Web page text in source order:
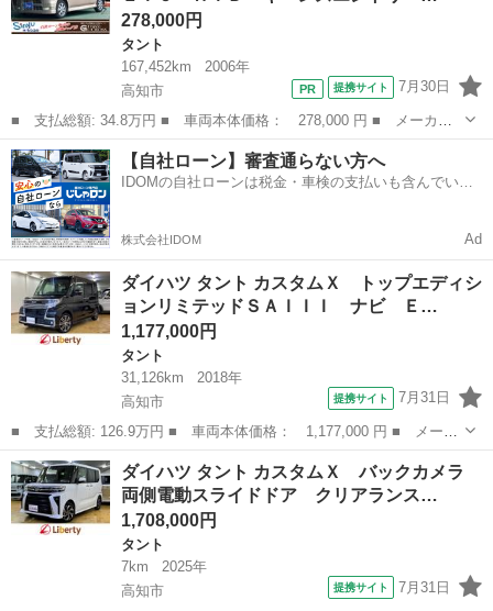
ト ＬＥＤヘッドラ
ンプ スマートキ
ー アイドリングス
トップ （検9.11）
ー アイドリングス
278,000円
タント
167,452km
2006年
高知市
提携サイト 7月30日
■ 支払総額: 34.8万円 ■ 車両本体価格： 278,000 円 ■ メーカー
名： ダイハツ ■ 車種名： タント ■ グレード名： カスタム
Ｘ アウトレット ＥＴＣ ＨＩＤ キーレスエントリー 電動格納
ミラー ベンチ...
高知 高知市 タント ベンチシート
【自社ローン】審査通らない方へ
IDOMの自社ローンは税金・車検の支払いも含んでいる
株式会社IDOM Ad
ダイハツ タント カスタムＸ トップエディシ
ョンリミテッドＳＡＩＩＩ ナビ Ｅ…
1,177,000円
タント
31,126km
2018年
高知市
提携サイト 7月31日
■ 支払総額: 126.9万円 ■ 車両本体価格： 1,177,000 円 ■ メーカ
ー名： ダイハツ ■ 車種名： タント ■ グレード名： カスタム
Ｘ トップエディションリミテッドＳＡＩＩＩ ナビ ＥＴＣ バッ
クカメラ...
高知 高知市 タント
ダイハツ タント カスタムＸ バックカメラ
両側電動スライドドア クリアランス…
1,708,000円
タント
7km
2025年
高知市
提携サイト 7月31日